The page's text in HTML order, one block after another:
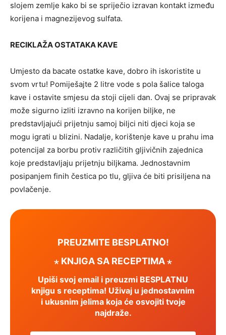
slojem zemlje kako bi se spriječio izravan kontakt između
korijena i magnezijevog sulfata.
RECIKLAŽA OSTATAKA KAVE
Umjesto da bacate ostatke kave, dobro ih iskoristite u
svom vrtu! Pomiješajte 2 litre vode s pola šalice taloga
kave i ostavite smjesu da stoji cijeli dan. Ovaj se pripravak
može sigurno izliti izravno na korijen biljke, ne
predstavljajući prijetnju samoj biljci niti djeci koja se
mogu igrati u blizini. Nadalje, korištenje kave u prahu ima
potencijal za borbu protiv različitih gljivičnih zajednica
koje predstavljaju prijetnju biljkama. Jednostavnim
posipanjem finih čestica po tlu, gljiva će biti prisiljena na
povlačenje.
PREUZMITE BESPLATNO!
⋆ KNJIGA SA RECEPTIMA ⋆
Upiši svoj email i preuzmi BESPLATNU
knjigu s receptima! Uživaj u jednostavnim
i ukusnim jelima koja će osvojiti tvoje
najdraže.